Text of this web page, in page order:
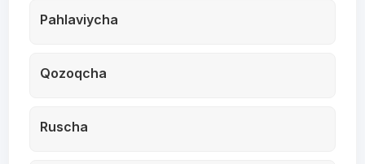
Pahlaviycha
Qozoqcha
Ruscha